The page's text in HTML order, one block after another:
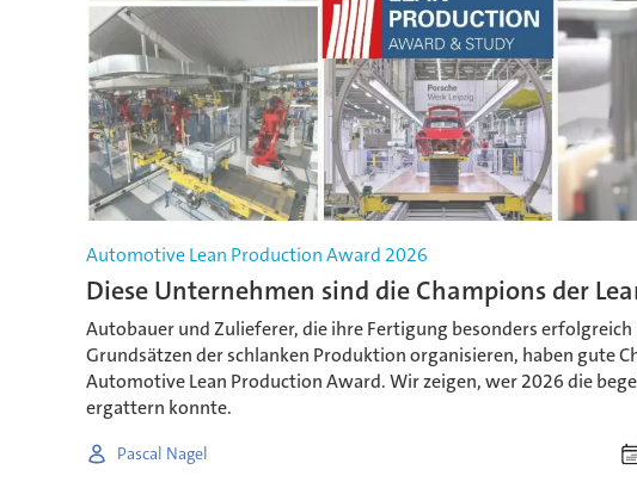
Automotive Lean Production Award 2026
Diese Unternehmen sind die Champions der
Autobauer und Zulieferer, die ihre Fertigung besonders erfolgreich
Grundsätzen der schlanken Produktion organisieren, haben gute
Automotive Lean Production Award. Wir zeigen, wer 2026 die
ergattern konnte.
Pascal Nagel